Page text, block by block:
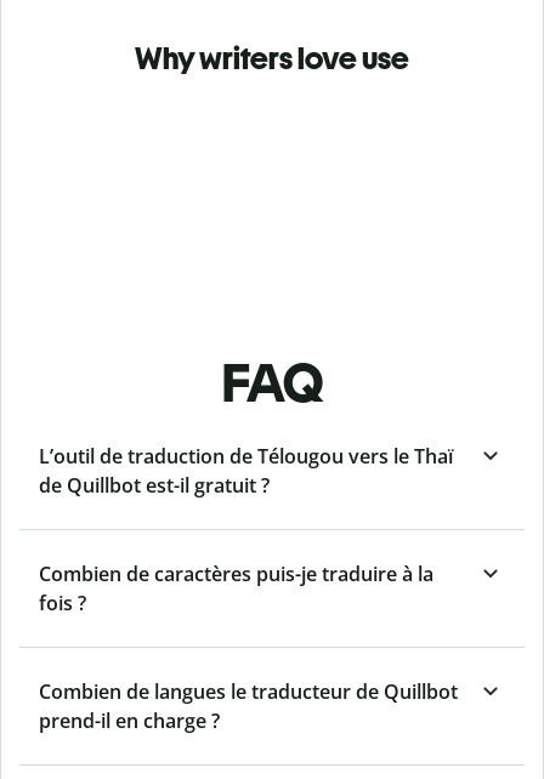
Why writers love use
FAQ
L’outil de traduction de Télougou vers le Thaï
de Quillbot est-il gratuit ?
Combien de caractères puis-je traduire à la
fois ?
Combien de langues le traducteur de Quillbot
prend-il en charge ?